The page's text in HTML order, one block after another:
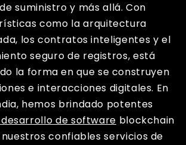
suministro y más allá. Con
como la arquitectura
los contratos inteligentes y el
seguro de registros, está
la forma en que se construyen
e interacciones digitales. En
hemos brindado potentes
de software blockchain
confiables servicios de